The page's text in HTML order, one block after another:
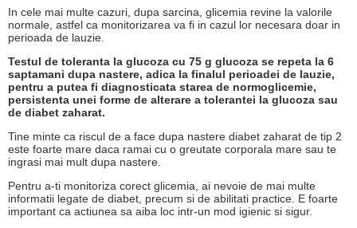
In cele mai multe cazuri, dupa sarcina, glicemia revine la valorile
normale, astfel ca monitorizarea va fi in cazul lor necesara doar in
perioada de lauzie.
Testul de toleranta la glucoza cu 75 g glucoza se repeta la 6
saptamani dupa nastere, adica la finalul perioadei de lauzie,
pentru a putea fi diagnosticata starea de normoglicemie,
persistenta unei forme de alterare a tolerantei la glucoza sau
de diabet zaharat.
Tine minte ca riscul de a face dupa nastere diabet zaharat de tip 2
este foarte mare daca ramai cu o greutate corporala mare sau te
ingrasi mai mult dupa nastere.
Pentru a-ti monitoriza corect glicemia, ai nevoie de mai multe
informatii legate de diabet, precum si de abilitati practice. E foarte
important ca actiunea sa aiba loc intr-un mod igienic si sigur.